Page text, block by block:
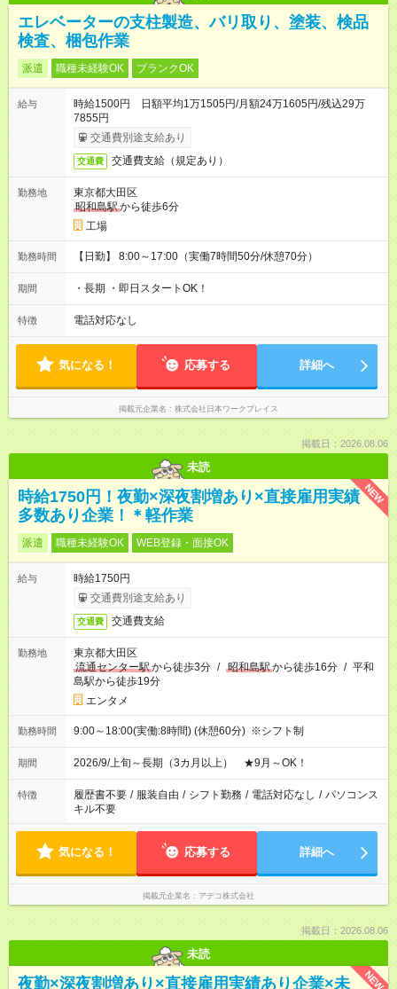
エレベーターの支柱製造、バリ取り、塗装、検品
検査、梱包作業
派遣 職種未経験OK ブランクOK
給与
時給1500円 日額平均1万1505円/月額24万1605円/残込29万
7855円
交通費別途支給あり
交通費 交通費支給（規定あり）
勤務地
東京都大田区
昭和島駅から徒歩6分
工場
勤務時間 【日勤】 8:00～17:00（実働7時間50分/休憩70分）
期間 ・長期 ・即日スタートOK！
特徴 電話対応なし
気になる！ 応募する 詳細へ
掲載元企業名 株式会社日本ワークプレイス
掲載日：2026.08.06
未読
NEW
時給1750円！夜勤×深夜割増あり×直接雇用実績
多数あり企業！＊軽作業
派遣 職種未経験OK WEB登録・面接OK
給与
時給1750円
交通費別途支給あり
交通費 交通費支給
勤務地
東京都大田区
流通センター駅から徒歩3分 / 昭和島駅から徒歩16分 / 平和
島駅から徒歩19分
エンタメ
勤務時間 9:00～18:00(実働:8時間) (休憩60分) ※シフト制
期間 2026/9/上旬～長期（3カ月以上） ★9月～OK！
特徴 履歴書不要 / 服装自由 / シフト勤務 / 電話対応なし / パソコンス
キル不要
気になる！ 応募する 詳細へ
掲載元企業名 アデコ株式会社
掲載日：2026.08.06
未読
NEW
夜勤×深夜割増あり×直接雇用実績あり企業×未